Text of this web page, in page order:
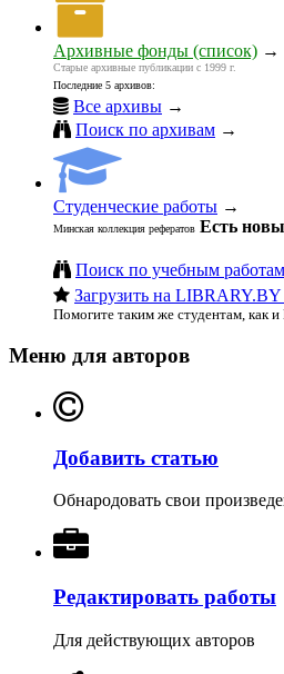
Архивные фонды (список) →
Старые архивные публикации с 1999 г.
Последние 5 архивов:
Все архивы →
Поиск по архивам →
Студенческие работы →
Минская коллекция рефератов Есть
Поиск по учебным работам
Загрузить на LIBRARY.BY
Помогите таким же студентам, как
Меню для авторов
Добавить статью
Обнародовать свои
Редактировать работы
Для действующих авторов